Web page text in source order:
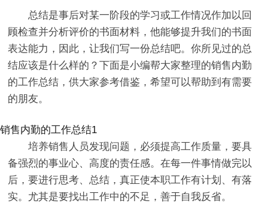
总结是事后对某一阶段的学习或工作情况作加以回
顾检查并分析评价的书面材料，他能够提升我们的书面
表达能力，因此，让我们写一份总结吧。你所见过的总
结应该是什么样的？下面是小编帮大家整理的销售内勤
的工作总结，供大家参考借鉴，希望可以帮助到有需要
的朋友。
销售内勤的工作总结1
培养销售人员发现问题，必须提高工作质量，要具
备强烈的事业心、高度的责任感。在每一件事情做完以
后，要进行思考、总结，真正使本职工作有计划、有落
实。尤其是要找出工作中的不足，善于自我反省。